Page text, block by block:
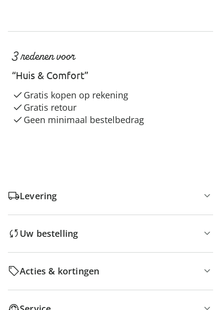
3 redenen voor
“Huis & Comfort”
Gratis kopen op rekening
Gratis retour
Geen minimaal bestelbedrag
Levering
Uw bestelling
Acties & kortingen